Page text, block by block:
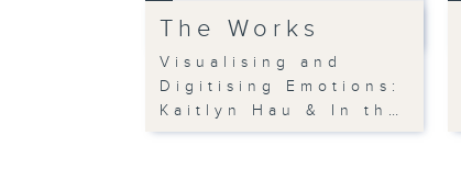
The Works
Visualising and
Digitising Emotions:
Kaitlyn Hau & In th…